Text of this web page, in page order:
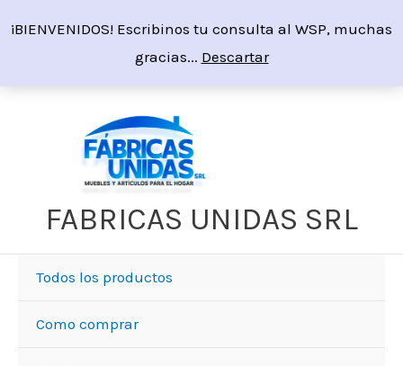
¡BIENVENIDOS! Escribinos tu consulta al WSP, muchas
gracias... Descartar
FABRICAS UNIDAS SRL
Todos los productos
Como comprar